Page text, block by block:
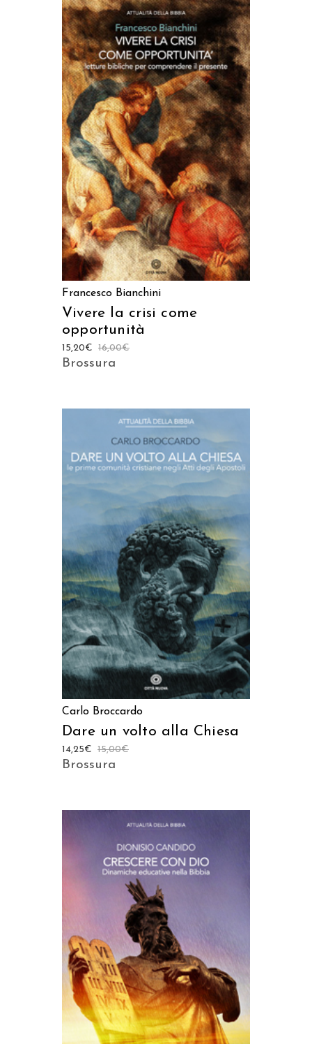
AGGIUNGI AL CARRELLO
Francesco Bianchini
Vivere la crisi come
opportunità
16,00€
15,20€
Brossura
AGGIUNGI AL CARRELLO
Carlo Broccardo
Dare un volto alla Chiesa
15,00€
14,25€
Brossura
AGGIUNGI AL CARRELLO